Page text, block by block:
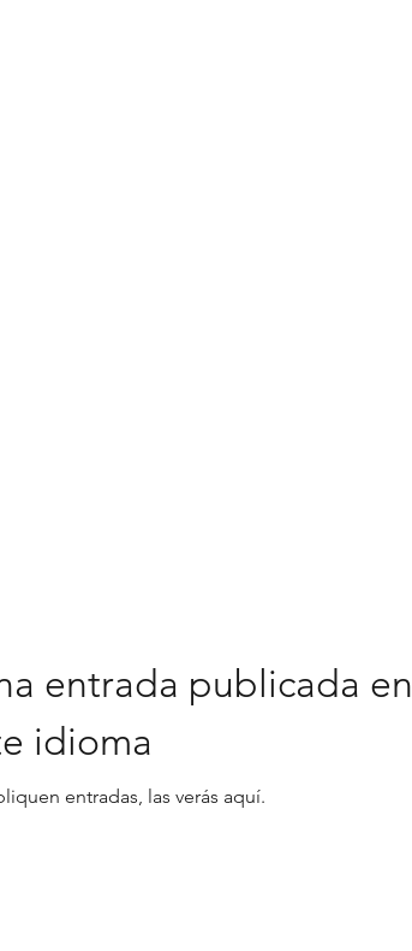
entrada publicada en
idioma
entradas, las verás aquí.